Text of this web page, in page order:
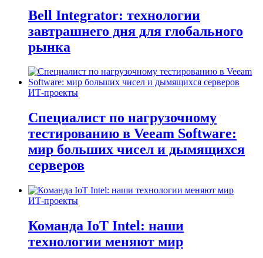
Bell Integrator: технологии
завтрашнего дня для глобального
рынка
ИТ-проекты
Специалист по нагрузочному
тестированию в Veeam Software:
мир больших чисел и дымящихся
серверов
ИТ-проекты
Команда IoT Intel: наши
технологии меняют мир